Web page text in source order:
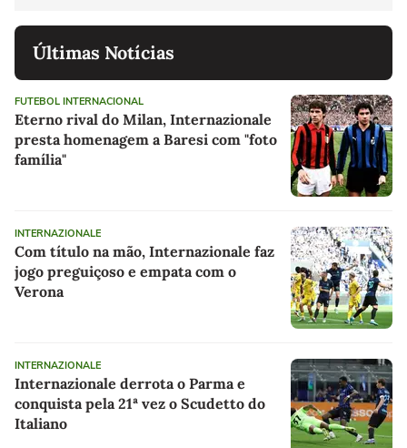
Últimas Notícias
FUTEBOL INTERNACIONAL
Eterno rival do Milan, Internazionale
presta homenagem a Baresi com "foto
família"
INTERNAZIONALE
Com título na mão, Internazionale faz
jogo preguiçoso e empata com o
Verona
INTERNAZIONALE
Internazionale derrota o Parma e
conquista pela 21ª vez o Scudetto do
Italiano